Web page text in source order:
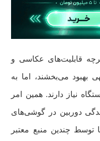
قابلیت‌های عکاسی و
بهبود می‌بخشند، اما به
نیاز دارند. همین امر
دوربین در گوشی‌های
توسط چندین منبع معتبر